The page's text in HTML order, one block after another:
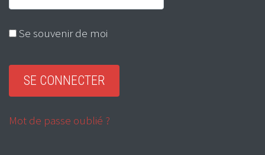
Se souvenir de moi
Mot de passe oublié ?